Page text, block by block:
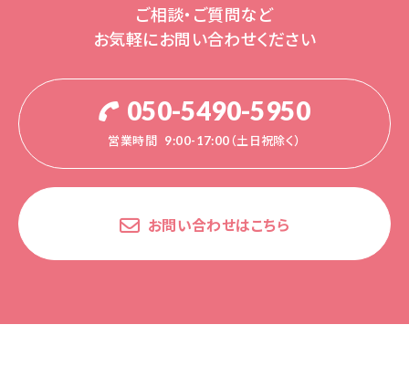
ご相談・ご質問など
お気軽にお問い合わせください
050-5490-5950
営業時間 9:00-17:00（土日祝除く）
お問い合わせはこちら